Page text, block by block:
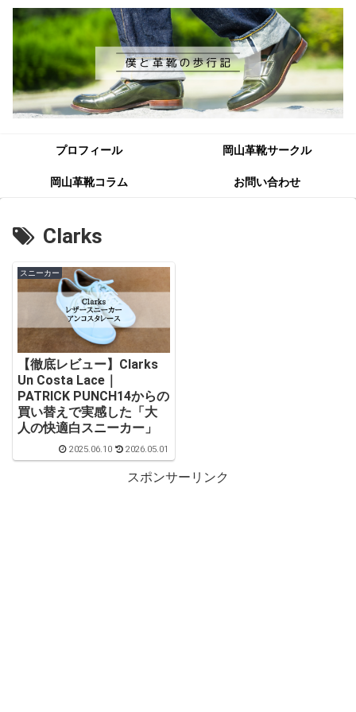
プロフィール 岡山革靴サークル
岡山革靴コラム お問い合わせ
Clarks
スニーカー
【徹底レビュー】Clarks
Un Costa Lace｜
PATRICK PUNCH14からの
買い替えで実感した「大
人の快適白スニーカー」
2025.06.10 2026.05.01
スポンサーリンク